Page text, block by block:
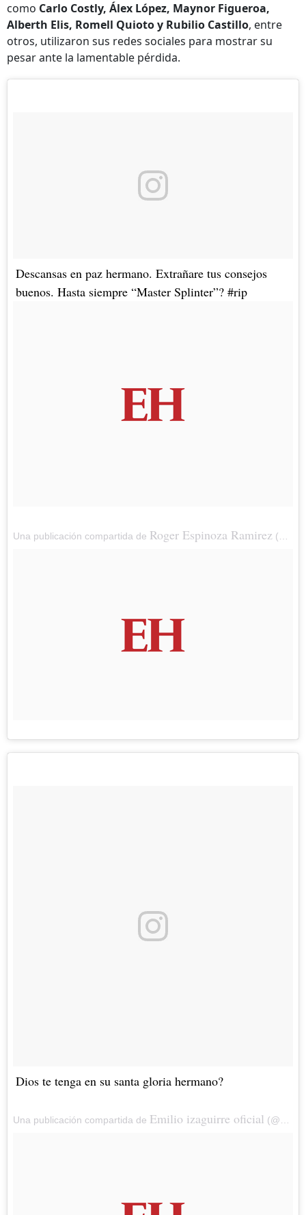
como Carlo Costly, Álex López, Maynor Figueroa,
Alberth Elis, Romell Quioto y Rubilio Castillo, entre
otros, utilizaron sus redes sociales para mostrar su
pesar ante la lamentable pérdida.
Descansas en paz hermano. Extrañare tus consejos
buenos. Hasta siempre “Master Splinter”? #rip
Una publicación compartida de Roger Espinoza Ramirez (@luckylefty_27) el
Dios te tenga en su santa gloria hermano?
Una publicación compartida de Emilio izaguirre oficial (@emilio_izaguirre) el